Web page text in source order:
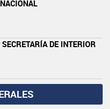
DE INTERIOR